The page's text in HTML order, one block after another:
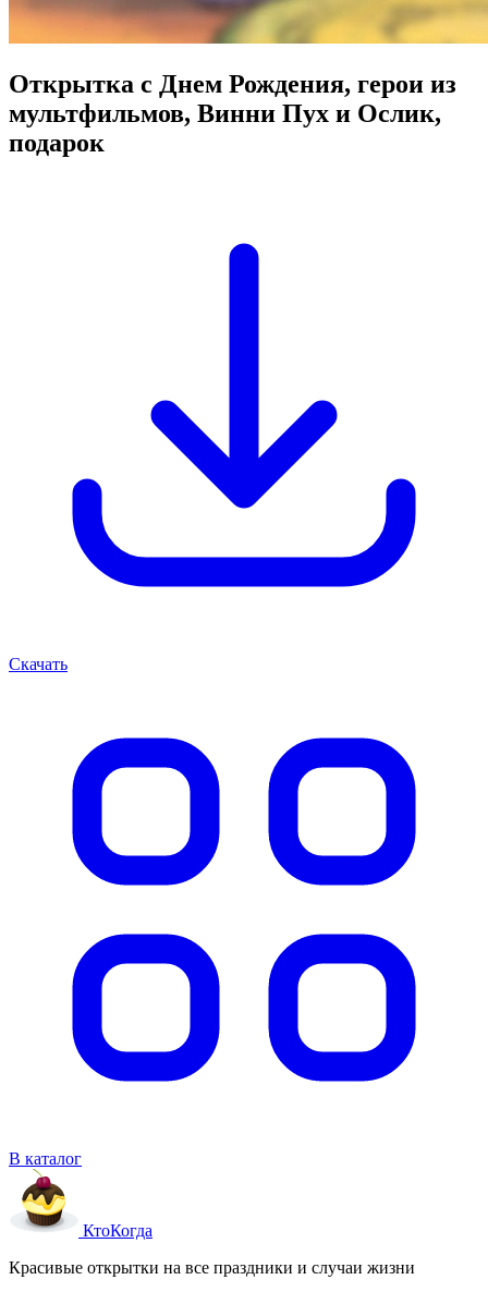
Открытка с Днем Рождения, герои из
мультфильмов, Винни Пух и Ослик,
подарок
Скачать
В каталог
КтоКогда
Красивые открытки на все праздники и случаи жизни